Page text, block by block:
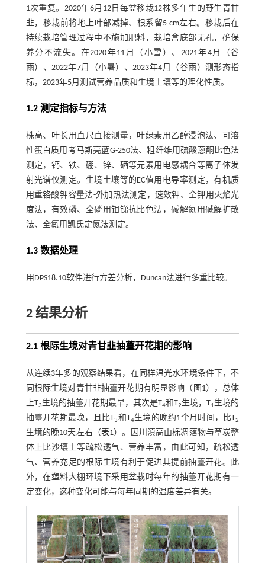
1次重复。2020年6月12日每盆移栽12株多年生的野生青甘
韭，移栽前将地上叶部减掉、根系留5 cm左右。移栽后在
持续栽培管理过程中不施加肥料，栽培盒底部无孔，确保
养分不流失。在2020年11月（小雪）、2021年4月（谷
雨）、2022年7月（小暑）、2023年4月（谷雨）测形态指
标，2023年5月测试营养品质和生境土壤等的理化性质。
1.2 测定指标与方法
株高、叶长用直尺直接测量，叶绿素用乙醇浸泡法、可溶
性蛋白质用考马斯亮蓝G-250法、粗纤维用硫酸蒽酮比色法
测定，钙、铁、硼、锌、硒等元素用电感耦合等离子体发
射光谱仪测定。生境土壤等的EC值用电导率测定，有机质
用重铬酸钾容量法-外加热法测定，速效钾、全钾用火焰光
度法，有效磷、全磷用钼锑抗比色法，碱解氮用碱解扩散
法、全氮用凯氏定氮法测定。
1.3 数据处理
用DPS18.10软件进行方差分析，Duncan法进行多重比较。
2 结果分析
2.1 根际生境对青甘韭抽薹开花期的影响
从连续3年多的观察结果看，在同样温光水环境条件下，不
同根际生境对青甘韭抽薹开花期有明显影响（ 图1），总体
上T3生境的抽薹开花期最早，其次是T4和T2生境，T1生境的
抽薹开花期最晚，且比T3和T4生境的晚约1个月时间，比T2
生境的晚10天左右（表1）。因川滇高山栎凋落物与草炭整
体上比沙壤土等疏松透气、营养丰富，由此可知，疏松透
气、营养充足的根际生境有利于促进其提前抽薹开花。此
外，在塑料大棚环境下采用盆栽时每年的抽薹开花期有一
定变化，这种变化可能与每年同期的温度差异有关。